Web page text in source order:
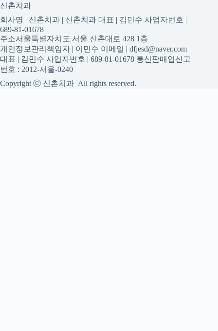
신촌치과
회사명 | 신촌치과 | 신촌치과 대표 | 김민수 사업자번호 |
689-81-01678
주소서울특별자치도 서울 신촌대로 428 1층
개인정보관리책임자 | 이민수 이메일 | dfjesd@naver.com
대표 | 김민수 사업자번호 | 689-81-01678 통신판매업신고
번호 : 2012-서울-0240
Copyright ⓒ 신촌치과 All rights reserved.